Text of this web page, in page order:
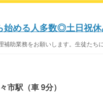
始める人多数◎土日祝
助業務をお願いします。生徒たち
市駅（車 9分）